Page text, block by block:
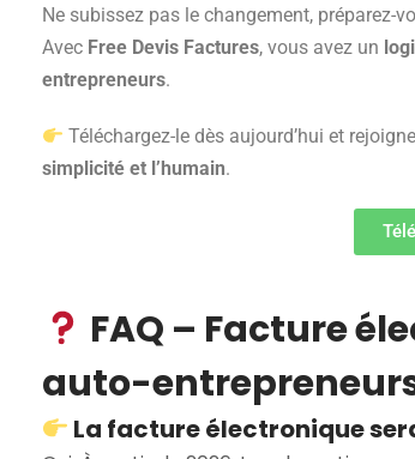
Ne subissez pas le changement, préparez-
Avec Free Devis Factures, vous avez un
entrepreneurs.
Téléchargez-le dès aujourd’hui et
simplicité et l’humain.
FAQ – Facture
auto-
La facture électronique